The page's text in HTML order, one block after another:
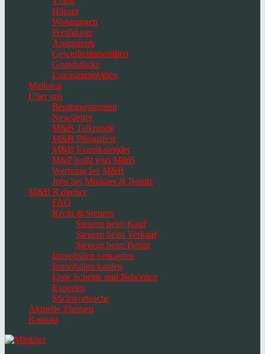
Häuser
Wohnungen
Penthäuser
Apartments
Gewerbeimmobilien
Grundstücke
Luxusimmobilien
Mallorca
Über uns
Beratungszentren
Newsletter
M&B Talkrunde
M&B Pfingstfest
M&B Eventkalender
M&P heißt jetzt M&B
Werbung bei M&B
Jobs bei Minkner & Bonitz
M&B Ratgeber
FAQ
Recht & Steuern
Steuern beim Kauf
Steuern beim Verkauf
Steuern beim Besitz
Immobilien verkaufen
Immobilien kaufen
Erste Schritte und Behörden
Experten
Stichwortsuche
Aktuelle Themen
Kontakt